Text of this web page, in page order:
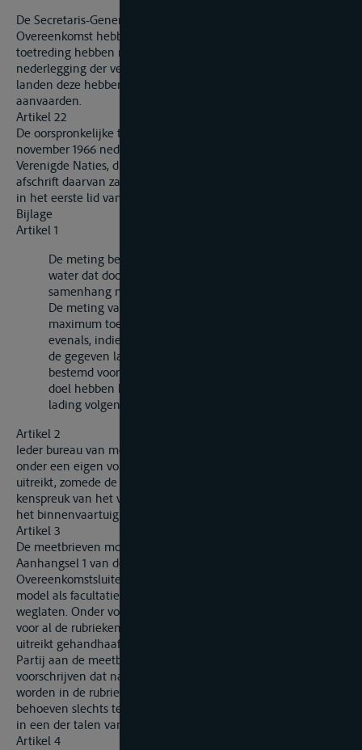
De Secretaris-Generaal stelt alle landen die deze
Overeenkomst hebben ondertekend of een akte van
toetreding hebben nedergelegd, in kennis van de
nederlegging der vertalingen en deelt hun mede welke
landen deze hebben nedergelegd of hebben verklaard deze te
aanvaarden.
Artikel 22
De oorspronkelijke tekst van deze Overeenkomst wordt na 15
november 1966 nedergelegd bij de Secretaris-Generaal van de
Verenigde Naties, die een voor eensluidend gewaarmerkt
afschrift daarvan zal toezenden aan elk der landen, bedoeld
in het eerste lid van artikel 10 van deze Overeenkomst.
Bijlage
Artikel 1
De meting bestaat in het vaststellen van het volume
water dat door een vaartuig wordt verplaatst in
samenhang met zijn inzinking.
De meting van een vaartuig heeft ten doel de
maximum toelaatbare verplaatsing vast te stellen,
evenals, indien nodig, de verplaatsingen behorend bij
de gegeven lastlijnen. De meting van vaartuigen,
bestemd voor het vervoer van goederen, kan ook ten
doel hebben het mogelijk te maken het gewicht van de
lading volgens de inzinking te bepalen.
Artikel 2
Ieder bureau van meting schrijft in een bijzonder register,
onder een eigen volgnummer, iedere meetbrief in die het
uitreikt, zomede de datum van de uitreiking, de naam en de
kenspreuk van het vaartuig en de andere gegevens waardoor
het binnenvaartuig kan worden geïdentificeerd.
Artikel 3
De meetbrieven moeten overeenstemmen met het in
Aanhangsel 1 van deze Bijlage gegeven model. Elke
Overeenkomstsluitende Partij mag de rubrieken die in het
model als facultatief zijn aangegeven uit de meetbrief
weglaten. Onder voorbehoud dat de nummering en volgorde
voor al de rubrieken die voorkomen op het model dat hij
uitreikt gehandhaafd blijven, kan elke Overeenkomstsluitende
Partij aan de meetbrieven rubrieken toevoegen, of
voorschrijven dat nadere aanduidingen gemaakt dienen te
worden in de rubrieken volgens het model. De meetbrieven
behoeven slechts te worden gedrukt en ingevuld in de taal of
in een der talen van het land van uitgifte.
Artikel 4